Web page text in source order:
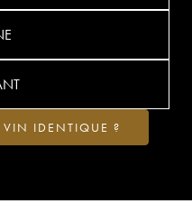
VIN IDENTIQUE ?